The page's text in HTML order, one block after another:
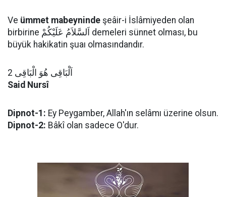
Ve ümmet mabeyninde şeâir-i İslâmiyeden olan
birbirine اَلسَّلاَمُ عَلَيْكُمْ demeleri sünnet olması, bu
büyük hakikatin şuaı olmasındandır.
اَلْبَاقِى هُوَ الْبَاقِى 2
Said Nursî
Dipnot-1: Ey Peygamber, Allah'ın selâmı üzerine olsun.
Dipnot-2: Bâkî olan sadece O'dur.